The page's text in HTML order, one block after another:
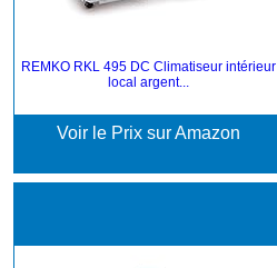
REMKO RKL 495 DC Climatiseur intérieur
local argent...
Voir le Prix sur Amazon